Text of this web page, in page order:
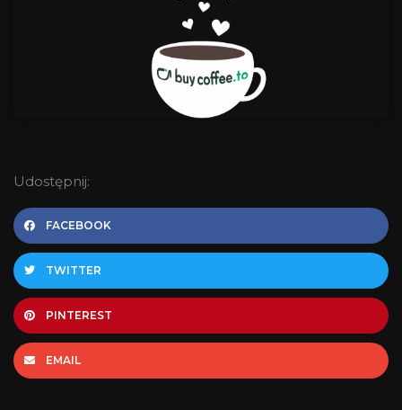
Udostępnij:
FACEBOOK
TWITTER
PINTEREST
EMAIL